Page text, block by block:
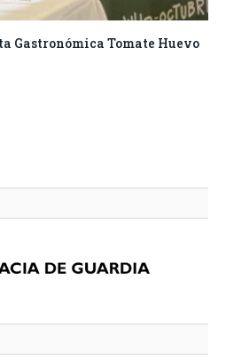
Gastronómica Tomate Huevo